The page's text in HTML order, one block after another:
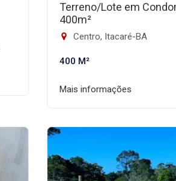
Terreno/Lote em
400m²
Centro, Itacaré-BA
400 M²
Mais informações